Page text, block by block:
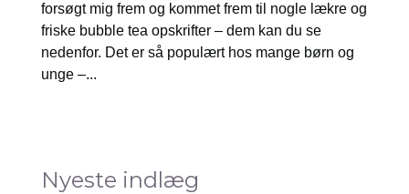
forsøgt mig frem og kommet frem til nogle lækre og
friske bubble tea opskrifter – dem kan du se
nedenfor. Det er så populært hos mange børn og
unge –...
Nyeste indlæg